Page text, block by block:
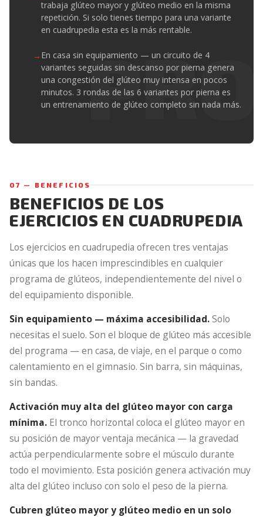
trabaja glúteo mayor y glúteo medio en la misma
repetición. Si solo tienes tiempo para una variante
en cuadrupedia esta es la más rentable.
En casa sin equipamiento — un circuito de 4
variantes seguidas sin descanso por pierna genera
una congestión del glúteo muy intensa en pocos
minutos. 3 rondas de las 6 variantes por pierna es
un entrenamiento de glúteo completo sin nada más.
07 — BENEFICIOS
BENEFICIOS DE LOS
EJERCICIOS EN CUADRUPEDIA
Los ejercicios en cuadrupedia ofrecen tres ventajas
únicas que los hacen imprescindibles en cualquier
programa de glúteos, independientemente del nivel o
del equipamiento disponible.
Sin equipamiento — máxima accesibilidad.Solo
necesitas el suelo. Son el bloque de glúteo más accesible
del programa — en casa, de viaje, en el parque o como
calentamiento en el gimnasio. Sin barra, sin máquinas,
sin bandas.
Activación muy alta del glúteo mayor con carga
mínima. El tronco horizontal coloca el glúteo mayor en
su posición de mayor ventaja mecánica — la gravedad
actúa perpendicularmente sobre el músculo durante
todo el movimiento. Esta posición genera activación muy
alta del glúteo incluso con solo el peso de la pierna.
Cubren glúteo mayor y glúteo medio en un solo